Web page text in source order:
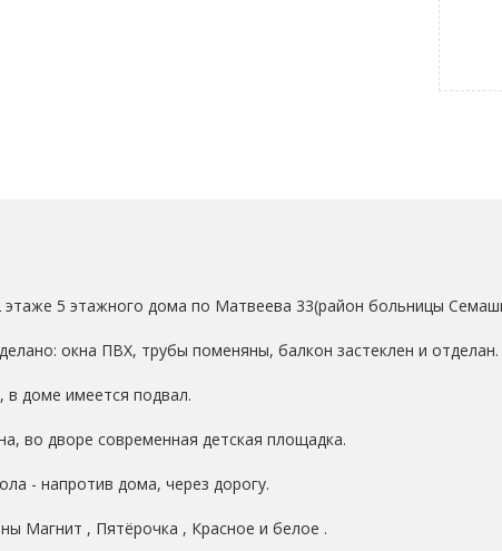
5 этажного дома по Матвеева 33(район больницы
окна ПВХ, трубы поменяны, балкон застеклен и отделан.
в доме имеется подвал.
во дворе современная детская площадка.
- напротив дома, через дорогу.
Магнит , Пятёрочка , Красное и белое .